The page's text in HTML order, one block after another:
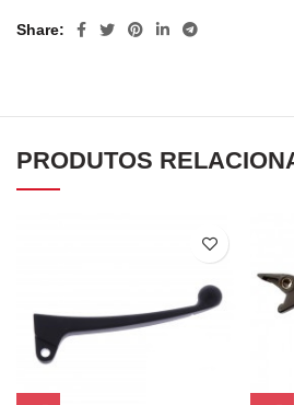
Share
PRODUTOS